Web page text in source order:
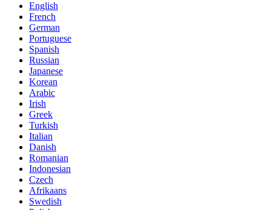
English
French
German
Portuguese
Spanish
Russian
Japanese
Korean
Arabic
Irish
Greek
Turkish
Italian
Danish
Romanian
Indonesian
Czech
Afrikaans
Swedish